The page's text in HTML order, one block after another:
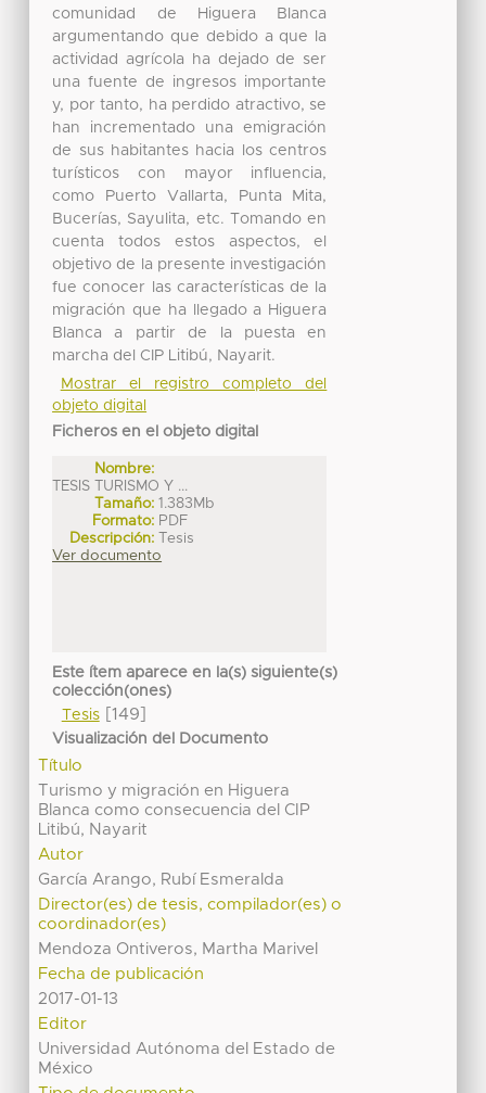
comunidad de Higuera Blanca
argumentando que debido a que la
actividad agrícola ha dejado de ser
una fuente de ingresos importante
y, por tanto, ha perdido atractivo, se
han incrementado una emigración
de sus habitantes hacia los centros
turísticos con mayor influencia,
como Puerto Vallarta, Punta Mita,
Bucerías, Sayulita, etc. Tomando en
cuenta todos estos aspectos, el
objetivo de la presente investigación
fue conocer las características de la
migración que ha llegado a Higuera
Blanca a partir de la puesta en
marcha del CIP Litibú, Nayarit.
Mostrar el registro completo del
objeto digital
Ficheros en el objeto digital
Nombre:
TESIS TURISMO Y ...
Tamaño: 1.383Mb
Formato: PDF
Descripción: Tesis
Ver documento
Este ítem aparece en la(s) siguiente(s)
colección(ones)
Tesis[149]
Visualización del Documento
Título
Turismo y migración en Higuera
Blanca como consecuencia del CIP
Litibú, Nayarit
Autor
García Arango, Rubí Esmeralda
Director(es) de tesis, compilador(es) o
coordinador(es)
Mendoza Ontiveros, Martha Marivel
Fecha de publicación
2017-01-13
Editor
Universidad Autónoma del Estado de
México